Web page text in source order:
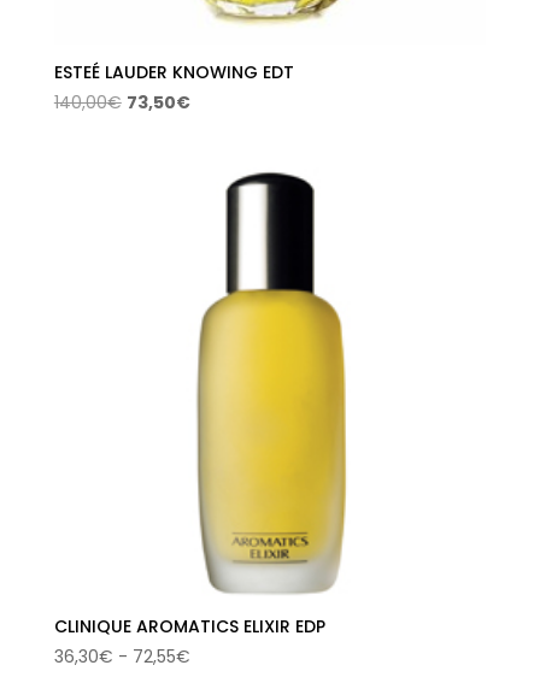
ESTEÉ LAUDER KNOWING EDT
140,00€ El
73,50€El
CLINIQUE AROMATICS ELIXIR EDP
36,30€ - 72,55€Rango